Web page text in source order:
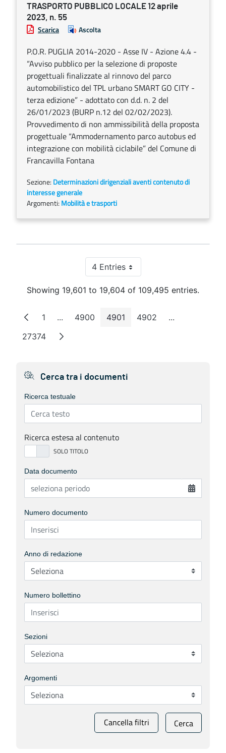
TRASPORTO PUBBLICO LOCALE 12 aprile
2023, n. 55
Scarica Ascolta
P.O.R. PUGLIA 2014-2020 - Asse IV - Azione 4.4 -
“Avviso pubblico per la selezione di proposte
progettuali finalizzate al rinnovo del parco
automobilistico del TPL urbano SMART GO CITY -
terza edizione” - adottato con d.d. n. 2 del
26/01/2023 (BURP n.12 del 02/02/2023).
Provvedimento di non ammissibilità della proposta
progettuale “Ammodernamento parco autobus ed
integrazione con mobilità ciclabile” del Comune di
Francavilla Fontana
Sezione: Determinazioni dirigenziali aventi contenuto di
interesse generale
Argomenti: Mobilità e trasporti
4 EntriesPer Page
Showing 19,601 to 19,604 of 109,495 entries.
Page
1 ...Intermediate Pages
Page
4900 Page
4901 Page
4902 ...Intermediate
Page
27374
Cerca tra i documenti
Ricerca testuale
Ricerca estesa al contenuto
Data documento
Numero documento
Anno di redazione
Numero bollettino
Sezioni
Argomenti
Cancella filtri Cerca